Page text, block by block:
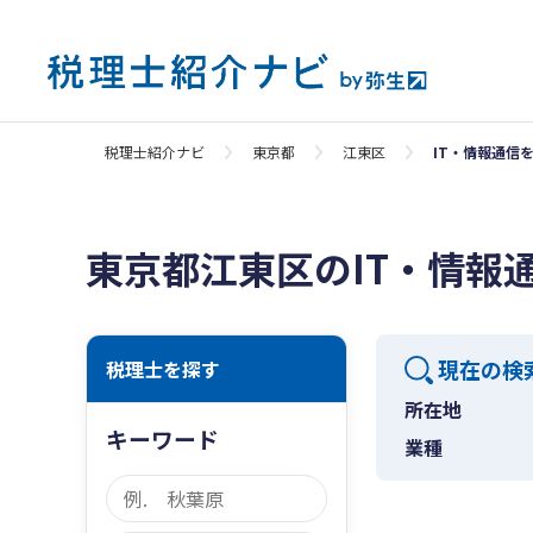
税理士紹介ナビ 東京都 江東区 IT・情報通信
東京都江東区のIT・情報
税理士を探す
キーワード
現在の検
所在地
業種